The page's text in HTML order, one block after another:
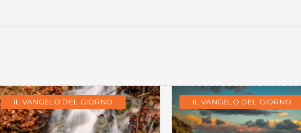
IL VANGELO DEL GIORNO IL VANGELO DEL GIORNO